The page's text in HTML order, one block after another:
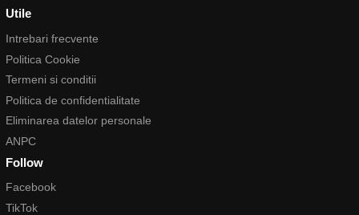
Utile
Intrebari frecvente
Politica Cookie
Termeni si conditii
Politica de confidentialitate
Eliminarea datelor personale
ANPC
Follow
Facebook
TikTok